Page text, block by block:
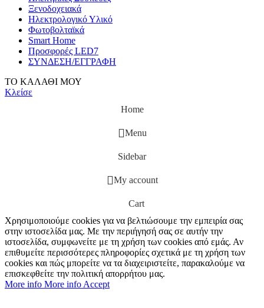
Ξενοδοχειακά
Ηλεκτρολογικό Υλικό
Φωτοβολταϊκά
Smart Home
Προσφορές LED7
ΣΥΝΔΕΣΗ/ΕΓΓΡΑΦΗ
ΤΟ ΚΑΛΑΘΙ ΜΟΥ
Κλείσε
Home
Menu
Sidebar
My account
Cart
Χρησιμοποιούμε cookies για να βελτιώσουμε την εμπειρία σας
στην ιστοσελίδα μας. Με την περιήγησή σας σε αυτήν την
ιστοσελίδα, συμφωνείτε με τη χρήση των cookies από εμάς. Αν
επιθυμείτε περισσότερες πληροφορίες σχετικά με τη χρήση των
cookies και πώς μπορείτε να τα διαχειριστείτε, παρακαλούμε να
επισκεφθείτε την πολιτική απορρήτου μας.
More info More info Accept